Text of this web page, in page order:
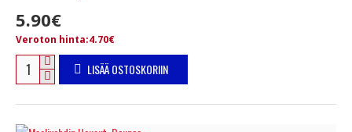
5.90€
Veroton hinta:4.70€
LISÄÄ OSTOSKORIIN